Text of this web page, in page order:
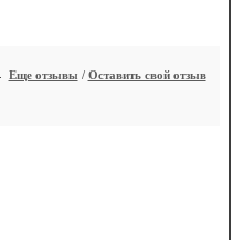
Еще отзывы / Оставить свой отзыв